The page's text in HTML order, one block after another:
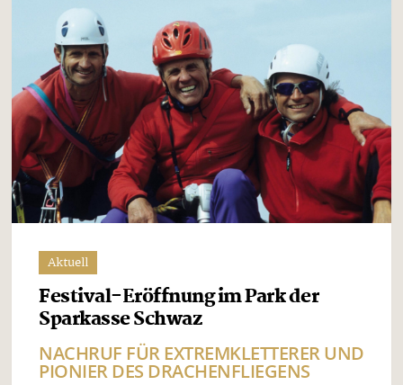
Aktuell
Festival-Eröffnung im Park der
Sparkasse Schwaz
NACHRUF FÜR EXTREMKLETTERER UND
PIONIER DES DRACHENFLIEGENS